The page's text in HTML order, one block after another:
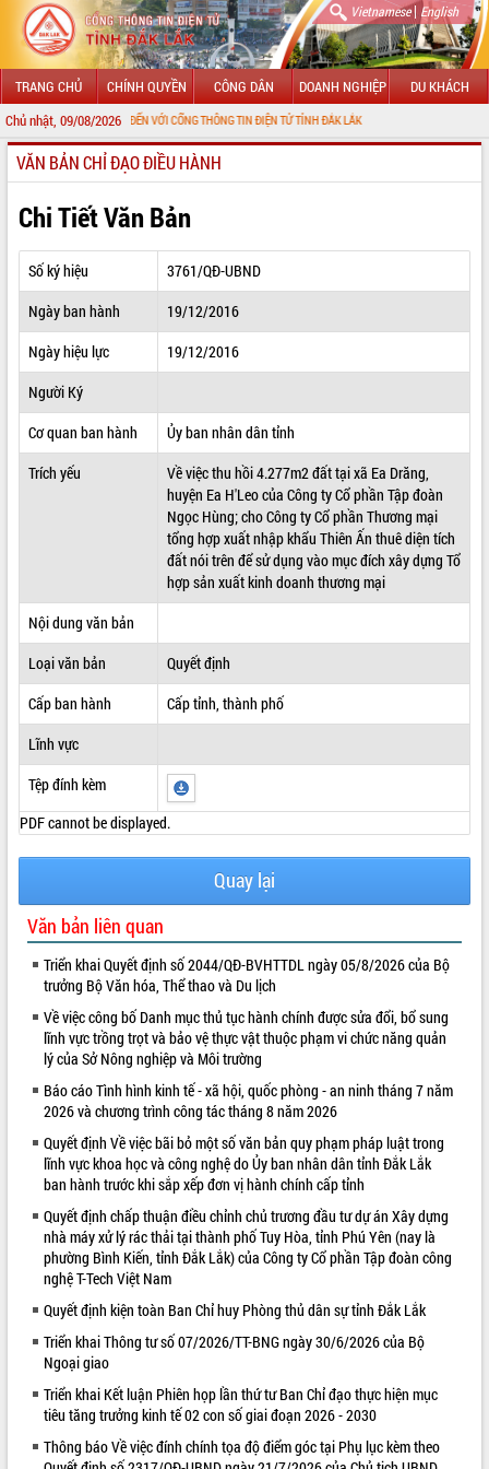
Vietnamese| English
TRANG CHỦ CHÍNH QUYỀN CÔNG DÂN DOANH NGHIỆP DU KHÁCH
Chủ nhật, 09/08/2026
CHÀO MỪNG ĐẾN VỚI CỔNG THÔNG TIN ĐIỆN TỬ TỈNH ĐẮK LẮK
GIỚI THIỆU
LÃNH ĐẠO UBND TỈNH
TIN TỨC SỰ KIỆN
SỞ, BAN, NGÀNH
THÔNG TIN CHỈ ĐẠO ĐIỀU HÀNH
HỆ THỐNG VĂN BẢN
VĂN BẢN HĐND TỈNH
VIDEO
Khám bệnh, cấp phát thuốc miễn phí
và tặng quà người dân xã Cư Pui
Hội nghị UBND tỉnh Đắk Lắk thường kỳ
tháng 7/2026
Lễ truy tặng danh hiệu “Bà Mẹ Việt
Nam Anh hùng” và trao Huân chương
Lao động
UBND tỉnh Đắk Lắk triển khai nhiệm
vụ 6 tháng cuối năm 2026
Kỳ họp thứ Hai, Hội đồng nhân dân
ALBUM ẢNH
VĂN BẢN CHỈ ĐẠO ĐIỀU HÀNH
Chi Tiết Văn Bản
Số ký hiệu
3761/QĐ-UBND
Ngày ban hành
19/12/2016
Ngày hiệu lực
19/12/2016
Người Ký
Cơ quan ban hành
Ủy ban nhân dân tỉnh
Trích yếu
Về việc thu hồi 4.277m2 đất tại xã Ea Drăng,
huyện Ea H'Leo của Công ty Cổ phần Tập đoàn
Ngọc Hùng; cho Công ty Cổ phần Thương mại
tổng hợp xuất nhập khẩu Thiên Ấn thuê diện tích
đất nói trên để sử dụng vào mục đích xây dựng Tổ
hợp sản xuất kinh doanh thương mại
Nội dung văn bản
Loại văn bản
Quyết định
Cấp ban hành
Cấp tỉnh, thành phố
Lĩnh vực
Tệp đính kèm
PDF cannot be displayed.
Quay lại
Văn bản liên quan
Triển khai Quyết định số 2044/QĐ-BVHTTDL ngày 05/8/2026 của Bộ
trưởng Bộ Văn hóa, Thể thao và Du lịch
Về việc công bố Danh mục thủ tục hành chính được sửa đổi, bổ sung
lĩnh vực trồng trọt và bảo vệ thực vật thuộc phạm vi chức năng quản
lý của Sở Nông nghiệp và Môi trường
Báo cáo Tình hình kinh tế - xã hội, quốc phòng - an ninh tháng 7 năm
2026 và chương trình công tác tháng 8 năm 2026
Quyết định Về việc bãi bỏ một số văn bản quy phạm pháp luật trong
lĩnh vực khoa học và công nghệ do Ủy ban nhân dân tỉnh Đắk Lắk
ban hành trước khi sắp xếp đơn vị hành chính cấp tỉnh
Quyết định chấp thuận điều chỉnh chủ trương đầu tư dự án Xây dựng
nhà máy xử lý rác thải tại thành phố Tuy Hòa, tỉnh Phú Yên (nay là
phường Bình Kiến, tỉnh Đắk Lắk) của Công ty Cổ phần Tập đoàn công
nghệ T-Tech Việt Nam
Quyết định kiện toàn Ban Chỉ huy Phòng thủ dân sự tỉnh Đắk Lắk
Triển khai Thông tư số 07/2026/TT-BNG ngày 30/6/2026 của Bộ
Ngoại giao
Triển khai Kết luận Phiên họp lần thứ tư Ban Chỉ đạo thực hiện mục
tiêu tăng trưởng kinh tế 02 con số giai đoạn 2026 - 2030
Thông báo Về việc đính chính tọa độ điểm góc tại Phụ lục kèm theo